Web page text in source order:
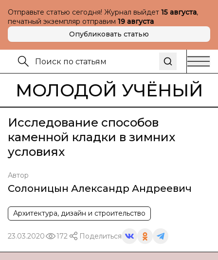
Отправьте статью сегодня! Журнал выйдет 15 августа,
печатный экземпляр отправим 19 августа
Опубликовать статью
МОЛОДОЙ УЧЁНЫЙ
Исследование способов
каменной кладки в зимних
условиях
Автор
Солоницын Александр Андреевич
Архитектура, дизайн и строительство
23.03.2020 172 Поделиться